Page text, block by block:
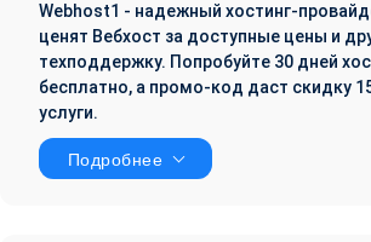
Webhost1 - надежный хостинг-
ценят Вебхост за доступные цены и
техподдержку. Попробуйте 30 дней
бесплатно, а промо-код даст скидку
услуги.
Подробнее